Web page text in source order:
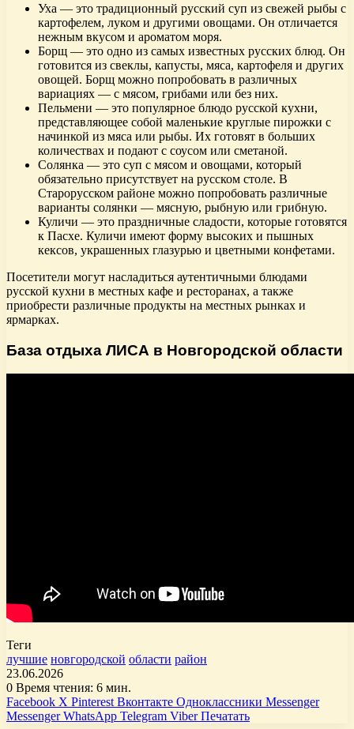
Уха — это традиционный русский суп из свежей рыбы с
картофелем, луком и другими овощами. Он отличается
нежным вкусом и ароматом моря.
Борщ — это одно из самых известных русских блюд. Он
готовится из свеклы, капусты, мяса, картофеля и других
овощей. Борщ можно попробовать в различных
вариациях — с мясом, грибами или без них.
Пельмени — это популярное блюдо русской кухни,
представляющее собой маленькие круглые пирожки с
начинкой из мяса или рыбы. Их готовят в больших
количествах и подают с соусом или сметаной.
Солянка — это суп с мясом и овощами, который
обязательно присутствует на русском столе. В
Старорусском районе можно попробовать различные
варианты солянки — мясную, рыбную или грибную.
Куличи — это праздничные сладости, которые готовятся
к Пасхе. Куличи имеют форму высоких и пышных
кексов, украшенных глазурью и цветными конфетами.
Посетители могут насладиться аутентичными блюдами
русской кухни в местных кафе и ресторанах, а также
приобрести различные продукты на местных рынках и
ярмарках.
База отдыха ЛИСА в Новгородской области
Теги
лучшие новгородской области район
23.06.2026
0 Время чтения: 6 мин.
Facebook X Pinterest Вконтакте Одноклассники Messenger
Messenger WhatsApp Telegram Viber Печатать